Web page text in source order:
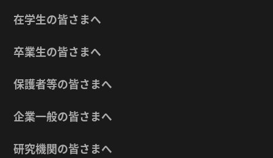
在学生の皆さまへ
卒業生の皆さまへ
保護者等の皆さまへ
企業一般の皆さまへ
研究機関の皆さまへ